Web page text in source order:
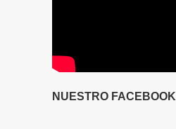
NUESTRO FACEBOOK